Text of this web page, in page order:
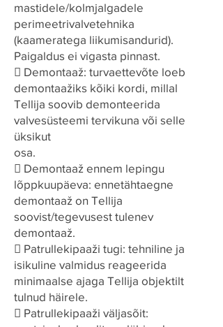
mastidele/kolmjalgadele
perimeetrivalvetehnika
(kaameratega liikumisandurid).
Paigaldus ei vigasta pinnast.
 Demontaaž: turvaettevõte loeb
demontaažiks kõiki kordi, millal
Tellija soovib demonteerida
valvesüsteemi tervikuna või selle
üksikut
osa.
 Demontaaž ennem lepingu
lõppkuupäeva: ennetähtaegne
demontaaž on Tellija
soovist/tegevusest tulenev
demontaaž.
 Patrullekipaaži tugi: tehniline ja
isikuline valmidus reageerida
minimaalse ajaga Tellija objektilt
tulnud häirele.
 Patrullekipaaži väljasõit: